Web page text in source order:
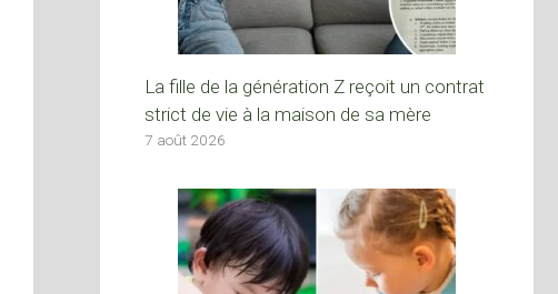
La fille de la génération Z reçoit un contrat
strict de vie à la maison de sa mère
7 août 2026